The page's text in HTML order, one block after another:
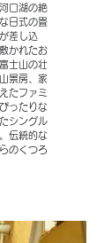
口湖の絶
日式の畳
差し込
かれたお
士山の壮
景房、家
たファミ
ったりな
シングル
伝統的な
のくつろ